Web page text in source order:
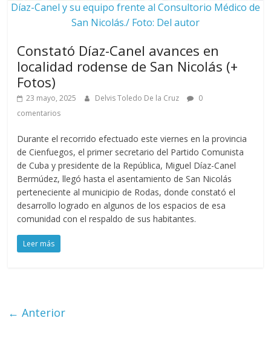
Díaz-Canel y su equipo frente al Consultorio Médico de
San Nicolás./ Foto: Del autor
Constató Díaz-Canel avances en
localidad rodense de San Nicolás (+
Fotos)
23 mayo, 2025 Delvis Toledo De la Cruz
0
comentarios
Durante el recorrido efectuado este viernes en la provincia
de Cienfuegos, el primer secretario del Partido Comunista
de Cuba y presidente de la República, Miguel Díaz-Canel
Bermúdez, llegó hasta el asentamiento de San Nicolás
perteneciente al municipio de Rodas, donde constató el
desarrollo logrado en algunos de los espacios de esa
comunidad con el respaldo de sus habitantes.
Leer más
← Anterior